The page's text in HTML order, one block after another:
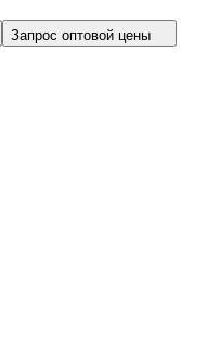
Запрос оптовой цены